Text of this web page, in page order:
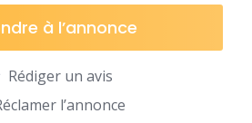
à l’annonce
Rédiger un avis
l’annonce